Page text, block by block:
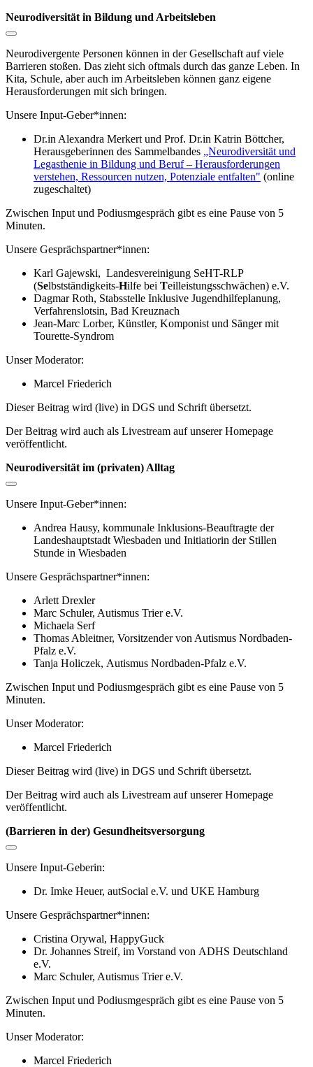
Neurodiversität in Bildung und Arbeitsleben
Neurodivergente Personen können in der Gesellschaft auf viele
Barrieren stoßen. Das zieht sich oftmals durch das ganze Leben. In
Kita, Schule, aber auch im Arbeitsleben können ganz eigene
Herausforderungen mit sich bringen.
Unsere Input-Geber*innen:
Dr.in Alexandra Merkert und Prof. Dr.in Katrin Böttcher,
Herausgeberinnen des Sammelbandes „Neurodiversität und
Legasthenie in Bildung und Beruf – Herausforderungen
verstehen, Ressourcen nutzen, Potenziale entfalten" (online
zugeschaltet)
Zwischen Input und Podiusmgespräch gibt es eine Pause von 5
Minuten.
Unsere Gesprächspartner*innen:
Karl Gajewski, Landesvereinigung SeHT-RLP
(Selbstständigkeits-Hilfe bei Teilleistungsschwächen) e.V.
Dagmar Roth, Stabsstelle Inklusive Jugendhilfeplanung,
Verfahrenslotsin, Bad Kreuznach
Jean-Marc Lorber, Künstler, Komponist und Sänger mit
Tourette-Syndrom
Unser Moderator:
Marcel Friederich
Dieser Beitrag wird (live) in DGS und Schrift übersetzt.
Der Beitrag wird auch als Livestream auf unserer Homepage
veröffentlicht.
Neurodiversität im (privaten) Alltag
Unsere Input-Geber*innen:
Andrea Hausy, kommunale Inklusions-Beauftragte der
Landeshauptstadt Wiesbaden und Initiatiorin der Stillen
Stunde in Wiesbaden
Unsere Gesprächspartner*innen:
Arlett Drexler
Marc Schuler, Autismus Trier e.V.
Michaela Serf
Thomas Ableitner, Vorsitzender von Autismus Nordbaden-
Pfalz e.V.
Tanja Holiczek, Autismus Nordbaden-Pfalz e.V.
Zwischen Input und Podiusmgespräch gibt es eine Pause von 5
Minuten.
Unser Moderator:
Marcel Friederich
Dieser Beitrag wird (live) in DGS und Schrift übersetzt.
Der Beitrag wird auch als Livestream auf unserer Homepage
veröffentlicht.
(Barrieren in der) Gesundheitsversorgung
Unsere Input-Geberin:
Dr. Imke Heuer, autSocial e.V. und UKE Hamburg
Unsere Gesprächspartner*innen:
Cristina Orywal, HappyGuck
Dr. Johannes Streif, im Vorstand von ADHS Deutschland
e.V.
Marc Schuler, Autismus Trier e.V.
Zwischen Input und Podiusmgespräch gibt es eine Pause von 5
Minuten.
Unser Moderator:
Marcel Friederich